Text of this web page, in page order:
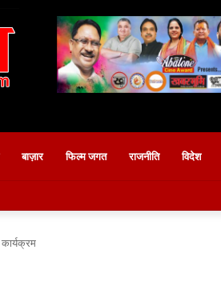
बाज़ार फिल्म जगत राजनीति विदेश